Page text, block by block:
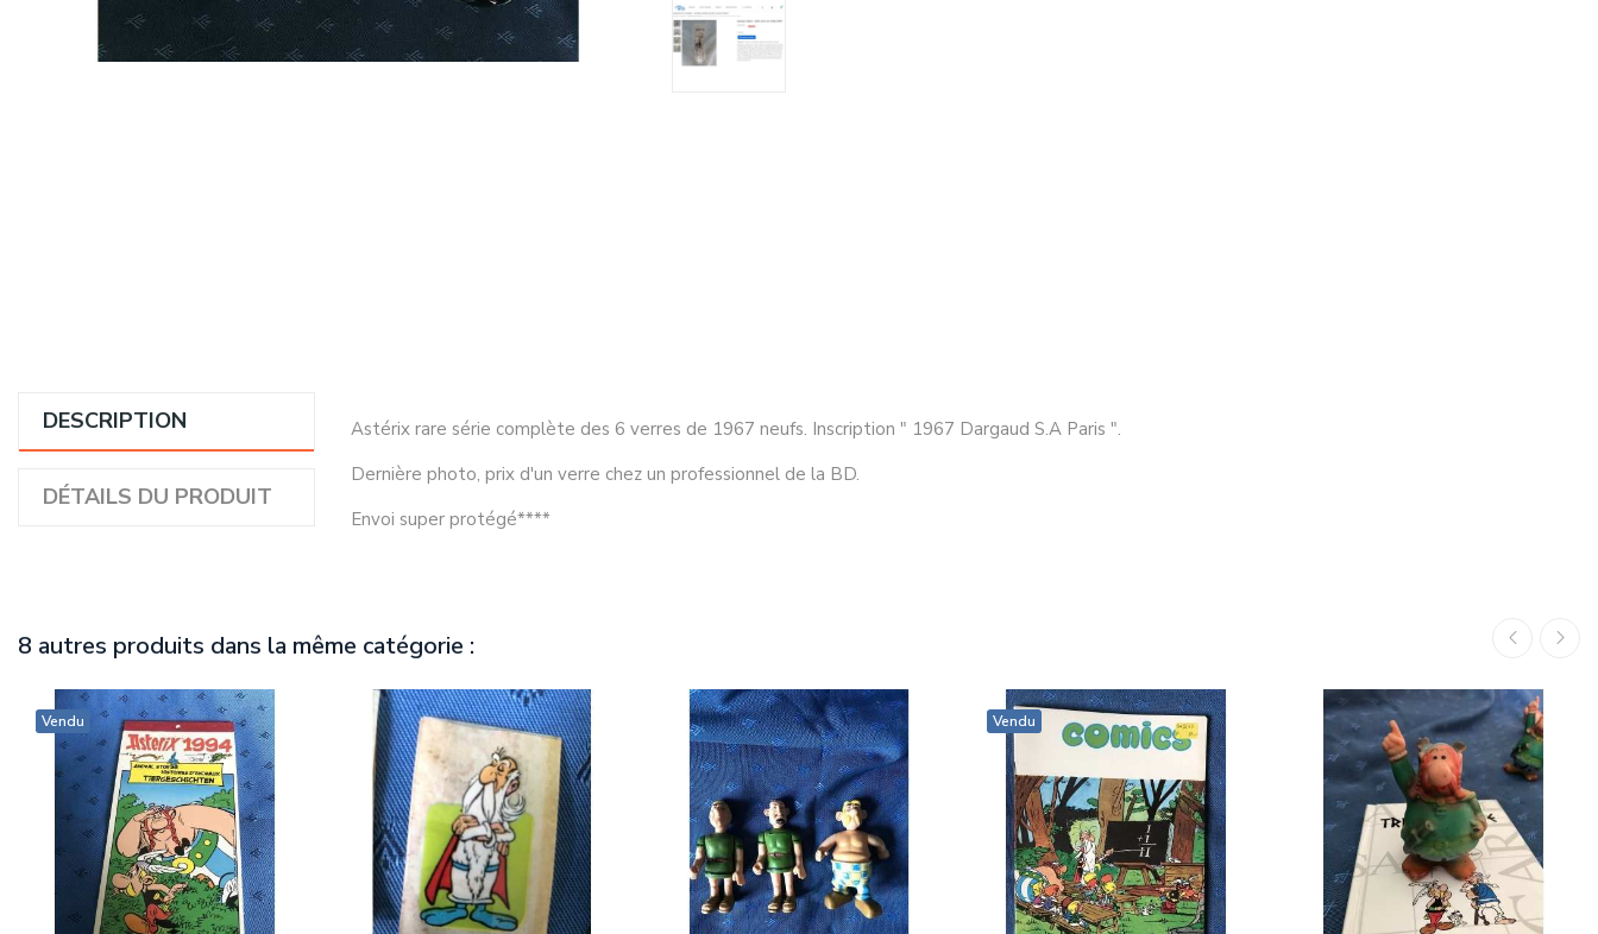
DESCRIPTION
DÉTAILS DU PRODUIT
Astérix rare série complète des 6 verres de 1967 neufs. Inscription " 1967 Dargaud S.A Paris ".
Dernière photo, prix d'un verre chez un professionnel de la BD.
Envoi super protégé****
8 autres produits dans la même catégorie :
Vendu Vendu